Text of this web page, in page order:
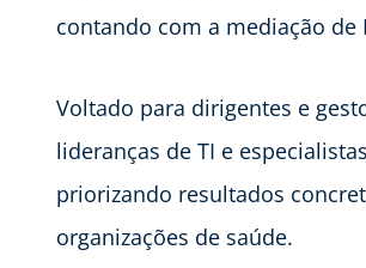
contando com a mediação de
Voltado para dirigentes e
lideranças de TI e
priorizando resultados
organizações de saúde.